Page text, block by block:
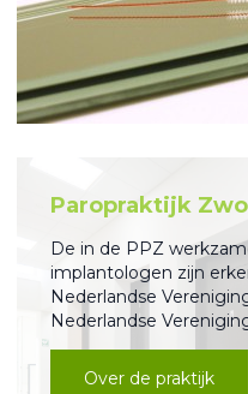
Paropraktijk
De in de PPZ
implantologen zijn
Nederlandse
Nederlandse
Over de praktijk